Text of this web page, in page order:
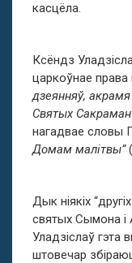
касцёла.
Ксёндз
царкоўнае права
дзеянняў,
Святых
нагадвае словы
Домам малітвы”
Дык ніякіх
святых Сымона і
Уладзіслаў гэта
штовечар